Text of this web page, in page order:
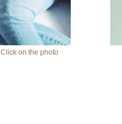
Click on the photo